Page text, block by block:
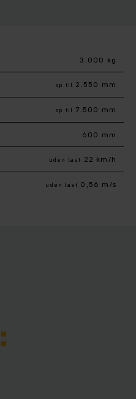
3.000 kg
op til 2.550 mm
op til 7.500 mm
600 mm
uden last 22 km/h
uden last 0,56 m/s